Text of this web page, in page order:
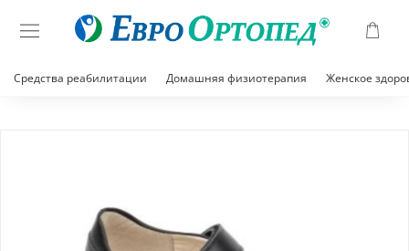
Средства реабилитации Домашняя физиотерапия Женское